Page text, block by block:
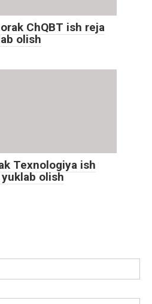
ChQBT ish reja
olish
Texnologiya ish
olish